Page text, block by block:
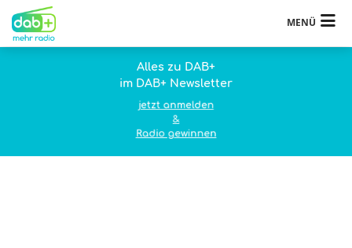
MENÜ
Alles zu DAB+
im DAB+ Newsletter
jetzt anmelden
&
Radio gewinnen